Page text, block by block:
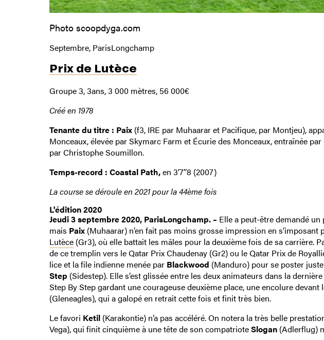
Photo scoopdyga.com
Septembre, ParisLongchamp
Prix de Lutèce
Groupe 3, 3ans, 3 000 mètres, 56 000€
Créé en 1978
Tenante du titre : Paix(f3, IRE par Muhaarar et Pacifique, par Montjeu),
Monceaux, élevée par Skymarc Farm et Écurie des Monceaux, entraînée
par Christophe Soumillon.
Temps-record : Coastal Path,en 3’7’’8 (2007)
La course se déroule en 2021 pour la 44ème fois
L'édition 2020
Jeudi 3 septembre 2020, ParisLongchamp. – Elle a peut-être demandé un
mais Paix(Muhaarar) n’en fait pas moins grosse impression en s’imposant
Lutèce(Gr3), où elle battait les mâles pour la deuxième fois de sa carrière.
de ce tremplin vers le Qatar Prix Chaudenay (Gr2) ou le Qatar Prix de
lice et la file indienne menée par Blackwood (Manduro) pour se poster
Step (Sidestep). Elle s’est glissée entre les deux animateurs dans la
Step By Step gardant une courageuse deuxième place, une encolure devant
(Gleneagles), qui a galopé en retrait cette fois et finit très bien.
Le favori Ketil(Karakontie) n’a pas accéléré. On notera la très belle
Vega), qui finit cinquième à une tête de son compatrioteSlogan(Adlerflug)